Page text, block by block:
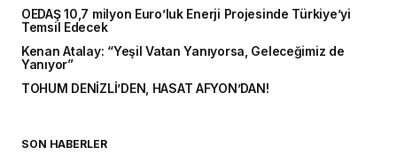
OEDAŞ 10,7 milyon Euro’luk Enerji Projesinde Türkiye’yi
Temsil Edecek
Kenan Atalay: “Yeşil Vatan Yanıyorsa, Geleceğimiz de
Yanıyor”
TOHUM DENİZLİ’DEN, HASAT AFYON’DAN!
SON HABERLER